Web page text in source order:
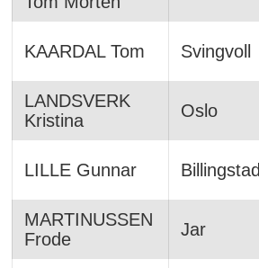
KAARDAL Tom Svingvoll
LANDSVERK
Kristina
Oslo
LILLE Gunnar Billingstad
MARTINUSSEN
Frode
Jar